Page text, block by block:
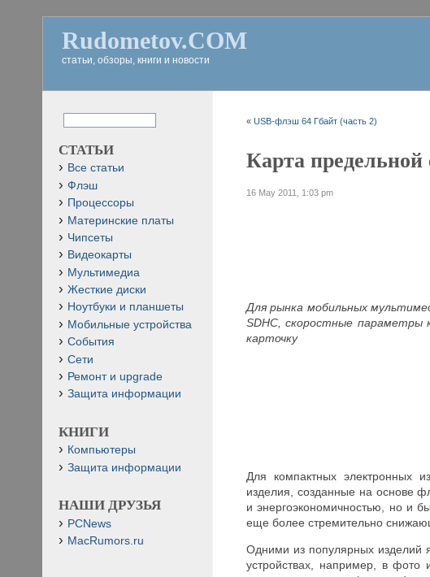
Rudometov.COM
статьи, обзоры, книги и новости
«USB-флэш 64 Гбайт (часть 2)
Карта предельной
16 May 2011, 1:03 pm
Для рынка мобильных
SDHC, скоростные параметры
карточку
Для компактных электронных
изделия, созданные на основе
и энергоэкономичностью, но и
еще более стремительно
Одними из популярных изделий
устройствах, например, в
СТАТЬИ
Все статьи
Флэш
Процессоры
Материнские платы
Чипсеты
Видеокарты
Мультимедиа
Жесткие диски
Ноутбуки и планшеты
Мобильные устройства
События
Сети
Ремонт и upgrade
Защита информации
КНИГИ
Компьютеры
Защита информации
НАШИ ДРУЗЬЯ
PCNews
MacRumors.ru